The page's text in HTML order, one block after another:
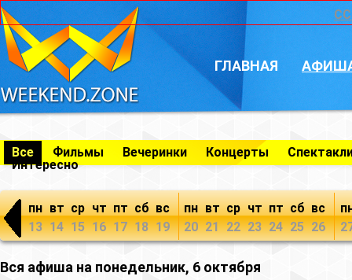
ГЛАВНАЯ
Все Фильмы Вечеринки Концерты
Интересно
пн
13
вт
14
ср
15
чт
16
пт
17
сб
18
вс
19
пн
20
вт
21
ср
22
чт
23
пт
24
сб
25
вс
26
Вся афиша на понедельник, 6 октября